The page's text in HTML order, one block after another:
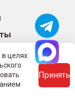
целях
Принять